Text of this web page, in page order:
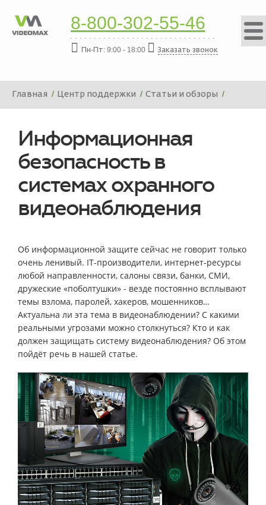
8-800-302-55-46
Пн-Пт: 9:00 - 18:00 Заказать звонок
Главная Центр поддержки
Статьи и обзоры
Информационная
безопасность в
системах охранного
видеонаблюдения
Об информационной защите сейчас не говорит только
очень ленивый. IT-производители, интернет-ресурсы
любой направленности, салоны связи, банки, СМИ,
дружеские «поболтушки» - везде постоянно всплывают
темы взлома, паролей, хакеров, мошенников…
Актуальна ли эта тема в видеонаблюдении? С какими
реальными угрозами можно столкнуться? Кто и как
должен защищать систему видеонаблюдения? Об этом
пойдёт речь в нашей статье.